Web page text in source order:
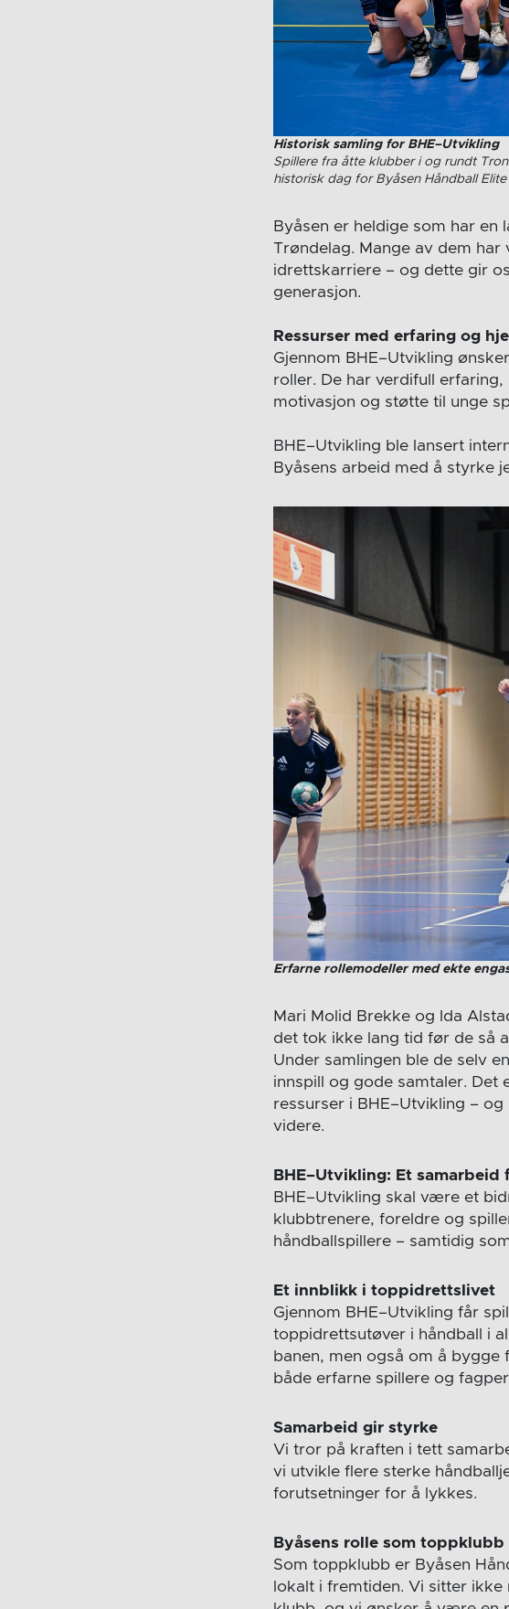
Historisk samling for BHE–Utvikling
Spillere fra åtte klubber i og rundt
historisk dag for Byåsen Håndball
Byåsen er heldige som har
Trøndelag. Mange av dem
idrettskarriere – og dette gir
generasjon.
Ressurser med erfaring og
Gjennom BHE–Utvikling
roller. De har verdifull
motivasjon og støtte til unge
BHE–Utvikling ble lansert
Byåsens arbeid med å styrke
Erfarne rollemodeller med ekte
Mari Molid Brekke og Ida
det tok ikke lang tid før de så
Under samlingen ble de selv
innspill og gode samtaler. Det
ressurser i BHE–Utvikling –
videre.
BHE–Utvikling: Et samarbeid
BHE–Utvikling skal være et
klubbtrenere, foreldre og
håndballspillere – samtidig
Et innblikk i toppidrettslivet
Gjennom BHE–Utvikling får
toppidrettsutøver i håndball i
banen, men også om å
både erfarne spillere og
Samarbeid gir styrke
Vi tror på kraften i tett
vi utvikle flere sterke
forutsetninger for å lykkes.
Byåsens rolle som toppklubb
Som toppklubb er Byåsen
lokalt i fremtiden. Vi sitter